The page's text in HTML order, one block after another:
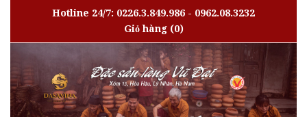
Hotline 24/7: 0226.3.849.986 - 0962.08.3232
Giỏ hàng(0)